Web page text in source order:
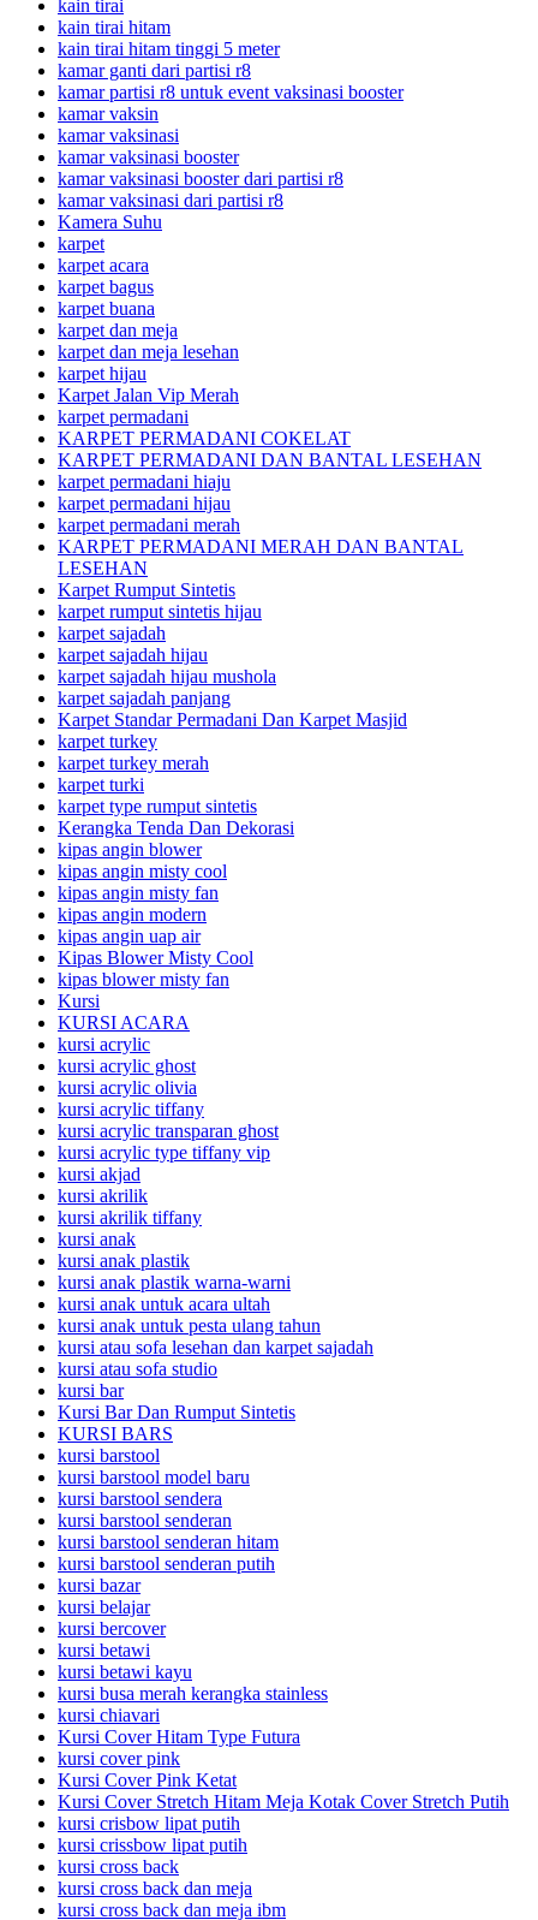
kain tirai
kain tirai hitam
kain tirai hitam tinggi 5 meter
kamar ganti dari partisi r8
kamar partisi r8 untuk event vaksinasi booster
kamar vaksin
kamar vaksinasi
kamar vaksinasi booster
kamar vaksinasi booster dari partisi r8
kamar vaksinasi dari partisi r8
Kamera Suhu
karpet
karpet acara
karpet bagus
karpet buana
karpet dan meja
karpet dan meja lesehan
karpet hijau
Karpet Jalan Vip Merah
karpet permadani
KARPET PERMADANI COKELAT
KARPET PERMADANI DAN BANTAL LESEHAN
karpet permadani hiaju
karpet permadani hijau
karpet permadani merah
KARPET PERMADANI MERAH DAN BANTAL
LESEHAN
Karpet Rumput Sintetis
karpet rumput sintetis hijau
karpet sajadah
karpet sajadah hijau
karpet sajadah hijau mushola
karpet sajadah panjang
Karpet Standar Permadani Dan Karpet Masjid
karpet turkey
karpet turkey merah
karpet turki
karpet type rumput sintetis
Kerangka Tenda Dan Dekorasi
kipas angin blower
kipas angin misty cool
kipas angin misty fan
kipas angin modern
kipas angin uap air
Kipas Blower Misty Cool
kipas blower misty fan
Kursi
KURSI ACARA
kursi acrylic
kursi acrylic ghost
kursi acrylic olivia
kursi acrylic tiffany
kursi acrylic transparan ghost
kursi acrylic type tiffany vip
kursi akjad
kursi akrilik
kursi akrilik tiffany
kursi anak
kursi anak plastik
kursi anak plastik warna-warni
kursi anak untuk acara ultah
kursi anak untuk pesta ulang tahun
kursi atau sofa lesehan dan karpet sajadah
kursi atau sofa studio
kursi bar
Kursi Bar Dan Rumput Sintetis
KURSI BARS
kursi barstool
kursi barstool model baru
kursi barstool sendera
kursi barstool senderan
kursi barstool senderan hitam
kursi barstool senderan putih
kursi bazar
kursi belajar
kursi bercover
kursi betawi
kursi betawi kayu
kursi busa merah kerangka stainless
kursi chiavari
Kursi Cover Hitam Type Futura
kursi cover pink
Kursi Cover Pink Ketat
Kursi Cover Stretch Hitam Meja Kotak Cover Stretch Putih
kursi crisbow lipat putih
kursi crissbow lipat putih
kursi cross back
kursi cross back dan meja
kursi cross back dan meja ibm